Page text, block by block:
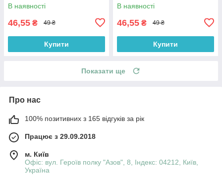
В наявності
46,55 ₴ 49 ₴
Купити
В наявності
46,55 ₴ 49 ₴
Купити
Показати ще
Про нас
100% позитивних з 165 відгуків за рік
Працює з 29.09.2018
м. Київ
Офіс: вул. Героїв полку "Азов", 8, Індекс: 04212, Київ,
Україна